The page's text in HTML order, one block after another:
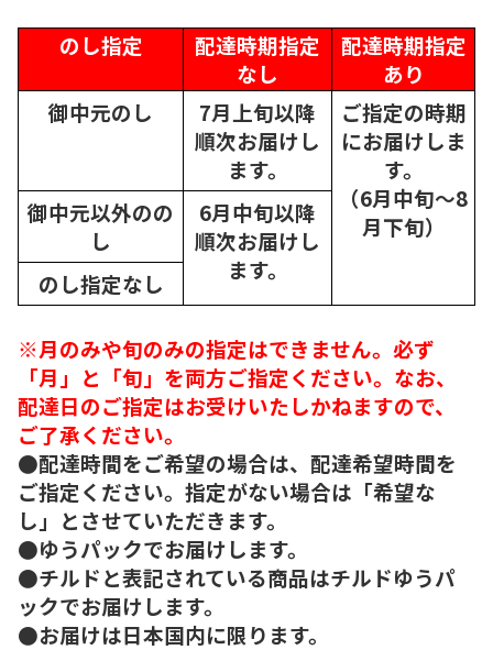
のし指定
配達時期指定
なし
配達時期指定
あり
御中元のし
7月上旬以降
順次お届けし
ます。
ご指定の時期
にお届けしま
す。
（6月中旬～8
月下旬）
御中元以外のの
し
6月中旬以降
順次お届けし
ます。
のし指定なし
※月のみや旬のみの指定はできません。必ず
「月」と「旬」を両方ご指定ください。なお、
配達日のご指定はお受けいたしかねますので、
ご了承ください。
●配達時間をご希望の場合は、配達希望時間を
ご指定ください。指定がない場合は「希望な
し」とさせていただきます。
●ゆうパックでお届けします。
●チルドと表記されている商品はチルドゆうパ
ックでお届けします。
●お届けは日本国内に限ります。